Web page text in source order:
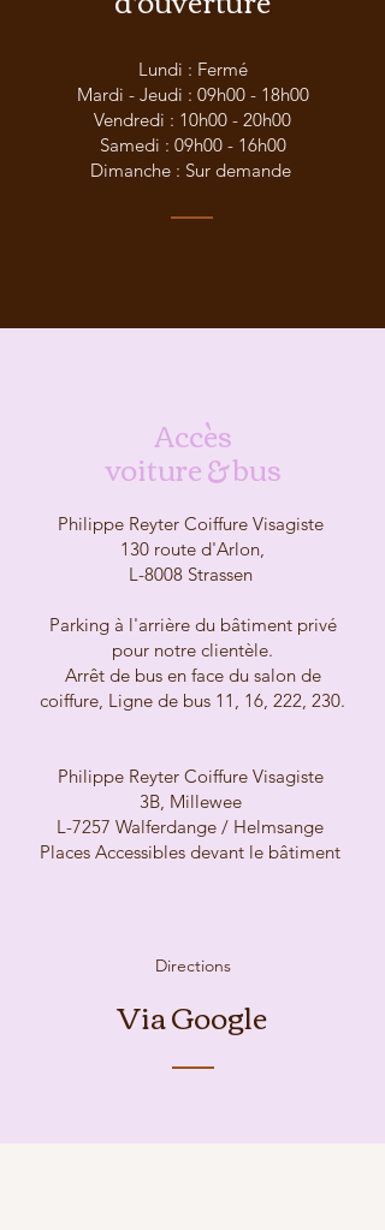
Lundi : Fermé
Mardi - Jeudi : 09h00 - 18h00
Vendredi : 10h00 - 20h00
Samedi : 09h00 - 16h00
Dimanche : Sur demande
Accès
voiture & bus
Philippe Reyter Coiffure Visagiste
130 route d'Arlon,
L-8008 Strassen
Parking à l'arrière du bâtiment privé
pour notre clientèle.
Arrêt de bus en face du salon de
coiffure, Ligne de bus 11, 16, 222, 230.
Philippe Reyter Coiffure Visagiste
3B, Millewee
L-7257 Walferdange / Helmsange
Places Accessibles devant le bâtiment
Directions
Via Google